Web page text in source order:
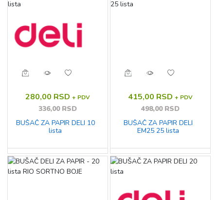
280,00 RSD + PDV
336,00 RSD
BUŠAČ ZA PAPIR DELI 10
lista
415,00 RSD + PDV
498,00 RSD
BUŠAČ ZA PAPIR DELI
EM25 25 lista